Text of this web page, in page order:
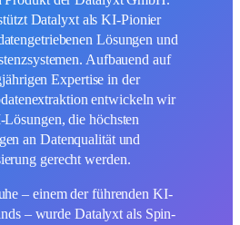
Datalyxt als KI-Pionier
Lösungen und
Aufbauend auf
Expertise in der
entwickeln wir
die höchsten
an Datenqualität und
gerecht werden.
– einem der führenden KI-
– wurde Datalyxt als Spin-